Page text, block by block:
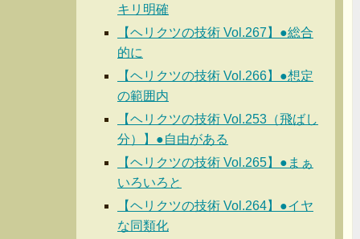
キリ明確
【ヘリクツの技術 Vol.267】●総合
的に
【ヘリクツの技術 Vol.266】●想定
の範囲内
【ヘリクツの技術 Vol.253（飛ばし
分）】●自由がある
【ヘリクツの技術 Vol.265】●まぁ
いろいろと
【ヘリクツの技術 Vol.264】●イヤ
な同類化